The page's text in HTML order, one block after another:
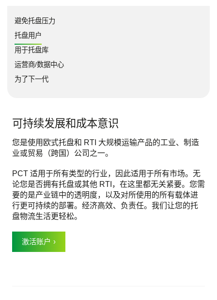
避免托盘压力
托盘用户
用于托盘库
运营商/数据中心
为了下一代
可持续发展和成本意识
您是使用欧式托盘和 RTI 大规模运输产品的工业、制造
业或贸易（跨国）公司之一。
PCT 适用于所有类型的行业，因此适用于所有市场。无
论您是否拥有托盘或其他 RTI，在这里都无关紧要。您需
要的是产业链中的透明度，以及对所使用的所有载体进
行更可持续的部署。经济高效、负责任。我们让您的托
盘物流生活更轻松。
激活账户